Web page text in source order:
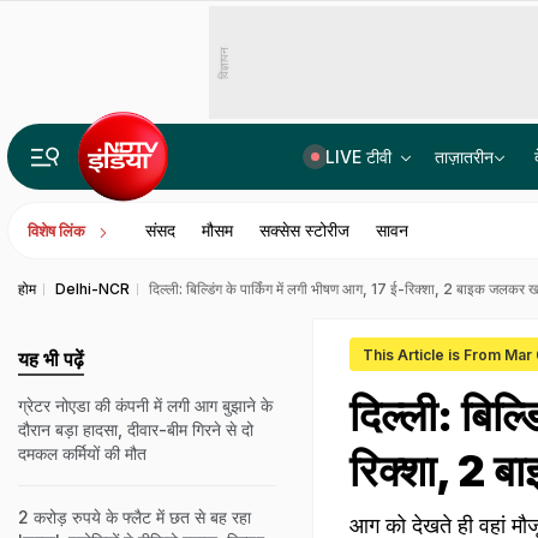
विज्ञापन
LIVE टीवी ताज़ातरीन
विशेष लिंक संसद मौसम सक्सेस स्टोरीज सावन
होम Delhi-NCR दिल्ली: बिल्डिंग के पार्किंग में लगी भीषण आग, 17 ई-रिक्शा, 2 बाइक जलकर
This Article is From Mar
दिल्ली:
रिक्शा, 2
आग को देखते ही वहां
यह भी पढ़ें
ग्रेटर नोएडा की कंपनी में लगी आग बुझाने के
दौरान बड़ा हादसा, दीवार-बीम गिरने से दो
दमकल कर्मियों की मौत
2 करोड़ रुपये के फ्लैट में छत से बह रहा